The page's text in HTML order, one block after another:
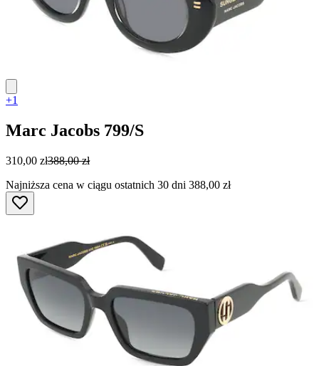
+1
Marc Jacobs 799/S
310,00 zł388,00 zł
Najniższa cena w ciągu ostatnich 30 dni 388,00 zł